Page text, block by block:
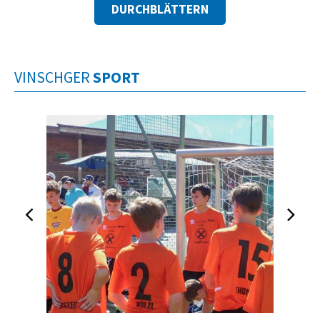
DURCHBLÄTTERN
VINSCHGERSPORT